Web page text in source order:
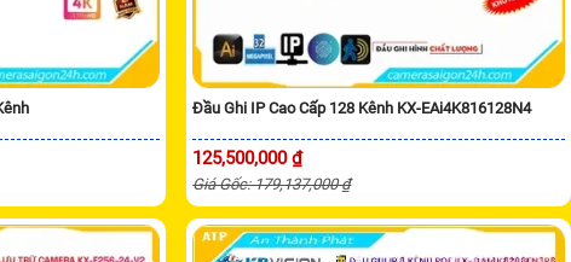
Đầu Ghi IP Cao Cấp 128 Kênh KX-EAi4K816128N4
125,500,000 ₫
Giá Gốc: 179,137,000 ₫